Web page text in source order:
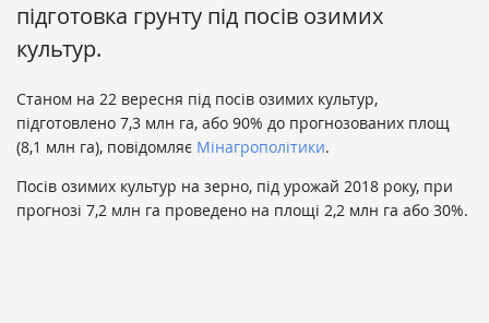
підготовка грунту під посів озимих
культур.
Станом на 22 вересня під посів озимих культур,
підготовлено 7,3 млн га, або 90% до прогнозованих площ
(8,1 млн га), повідомляє Мінагрополітики.
Посів озимих культур на зерно, під урожай 2018 року, при
прогнозі 7,2 млн га проведено на площі 2,2 млн га або 30%.